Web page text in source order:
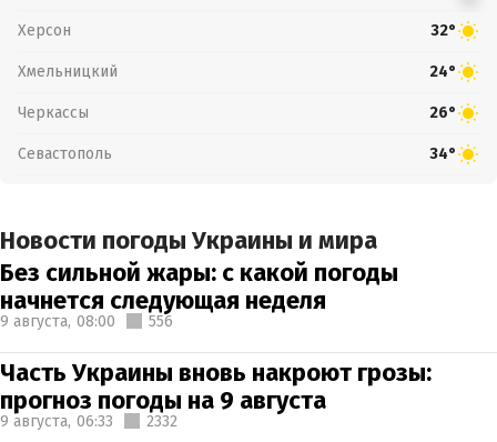
Херсон 32°
Хмельницкий 24°
Черкассы 26°
Севастополь 34°
Новости погоды Украины и мира
Без сильной жары: с какой погоды
начнется следующая неделя
9 августа, 08:00 556
Часть Украины вновь накроют грозы:
прогноз погоды на 9 августа
9 августа, 06:33 2332